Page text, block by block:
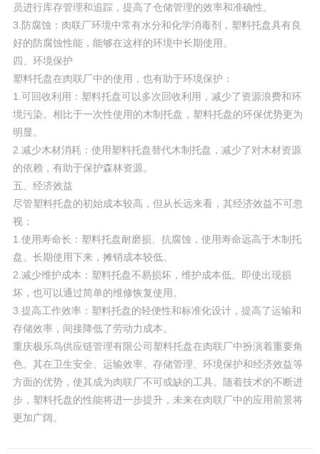
员进行库存管理和追踪，提高了仓储管理的效率和准确性。
3.防腐蚀：肉联厂环境中常有水分和化学消毒剂，塑料托盘具有良
好的防腐蚀性能，能够在这样的环境中长期使用。
四、环境保护
塑料托盘在肉联厂中的使用，也有助于环境保护：
1.可回收利用：塑料托盘可以多次回收利用，减少了资源浪费和环
境污染。相比于一次性使用的木制托盘，塑料托盘的环保优势更为
明显。
2.减少木材消耗：使用塑料托盘替代木制托盘，减少了对木材资源
的依赖，有助于保护森林资源。
五、经济效益
尽管塑料托盘的初始成本较高，但从长远来看，其经济效益不可忽
视：
1.使用寿命长：塑料托盘耐磨损、抗腐蚀，使用寿命远高于木制托
盘。长期使用下来，摊销成本较低。
2.减少维护成本：塑料托盘不易损坏，维护成本低。即使出现损
坏，也可以通过简单的维修恢复使用。
3.提高工作效率：塑料托盘的轻便性和标准化设计，提高了运输和
存储效率，间接降低了劳动力成本。
重庆极乐鸟供应链管理有限公司塑料托盘在肉联厂中扮演着重要角
色。其在卫生安全、运输效率、存储管理、环境保护和经济效益等
方面的优势，使其成为肉联厂不可或缺的工具。随着技术的不断进
步，塑料托盘的性能将进一步提升，未来在肉联厂中的应用前景将
更加广阔。